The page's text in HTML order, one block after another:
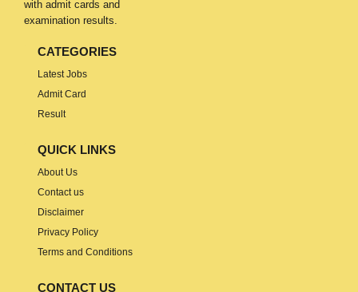
with admit cards and
examination results.
CATEGORIES
Latest Jobs
Admit Card
Result
QUICK LINKS
About Us
Contact us
Disclaimer
Privacy Policy
Terms and Conditions
CONTACT US